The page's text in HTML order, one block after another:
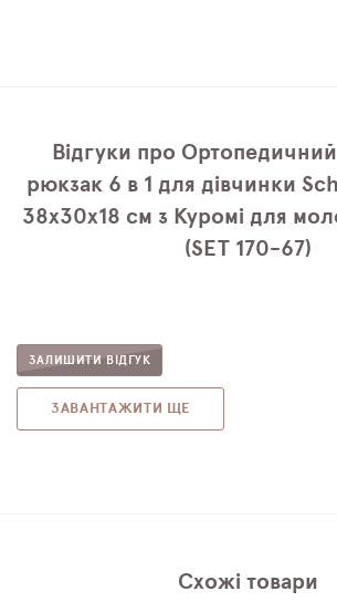
Відгуки про
рюкзак 6 в 1 для дівчинки
38х30х18 см з Куромі для
(SET 170-67)
ЗАЛИШИТИ ВІДГУК
ЗАВАНТАЖИТИ ЩЕ
Схожі товари